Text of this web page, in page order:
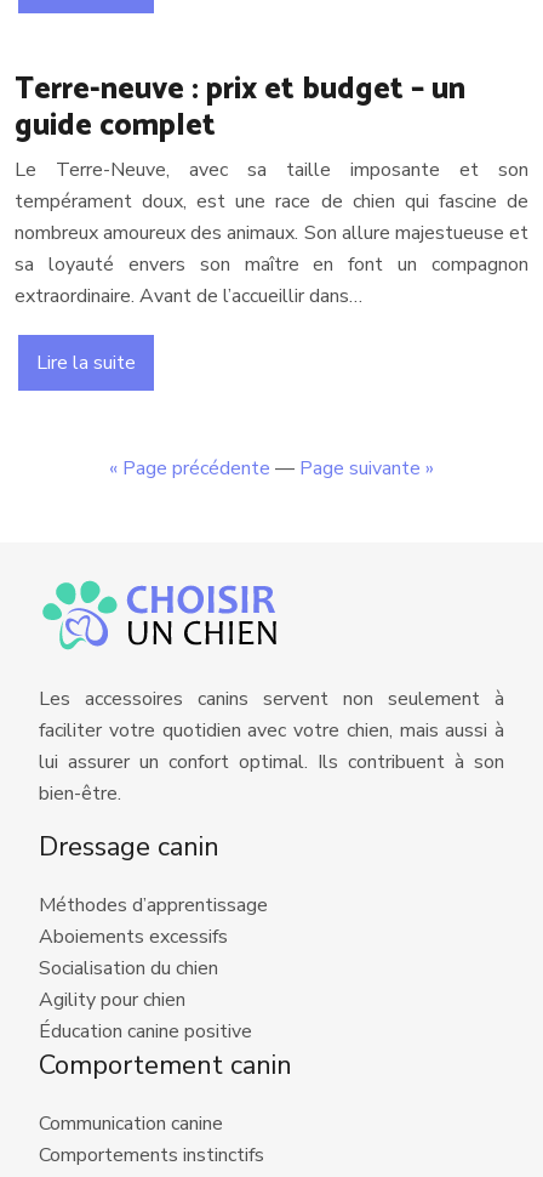
Terre-neuve : prix et budget – un
guide complet
Le Terre-Neuve, avec sa taille imposante et son
tempérament doux, est une race de chien qui fascine de
nombreux amoureux des animaux. Son allure majestueuse et
sa loyauté envers son maître en font un compagnon
extraordinaire. Avant de l’accueillir dans…
Lire la suite
« Page précédente — Page suivante »
Les accessoires canins servent non seulement à
faciliter votre quotidien avec votre chien, mais aussi à
lui assurer un confort optimal. Ils contribuent à son
bien-être.
Dressage canin
Méthodes d’apprentissage
Aboiements excessifs
Socialisation du chien
Agility pour chien
Éducation canine positive
Comportement canin
Communication canine
Comportements instinctifs